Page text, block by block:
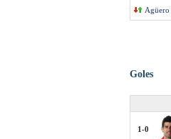
Agüero
Goles
1-0